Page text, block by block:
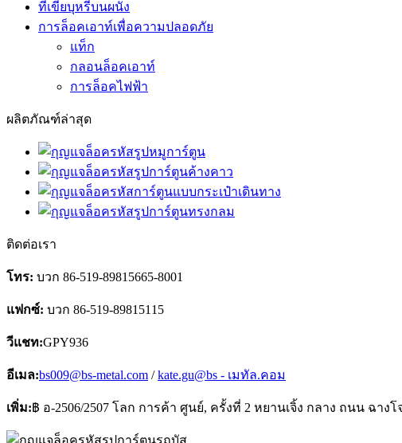
ที่เขี่ยบุหรี่บนผนัง
การล็อคเอาท์เพื่อความปลอดภัย
แท็ก
กลอนล็อคเอาท์
การล็อคไฟฟ้า
ผลิตภัณฑ์ล่าสุด
ติดต่อเรา
โทร: บวก 86-519-89815665-8001
แฟกซ์: บวก 86-519-89815115
วีแชท:GPY936
อีเมล:bs009@bs-metal.com /kate.gu@bs - เมทัล.คอม
เพิ่ม:฿ อ-2506/2507 โลก การค้า ศูนย์, ครั้งที่ 2 หยานเจิ้ง กลาง ถนน ฉางโ